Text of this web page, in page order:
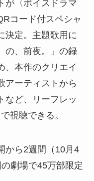
が〈ボイスドラマ
コード付スペシャ
決定。主題歌用に
の、前夜。」の録
、本作のクリエイ
アーティストから
など、リーフレッ
視聴できる。
から2週間（10月4
劇場で45万部限定